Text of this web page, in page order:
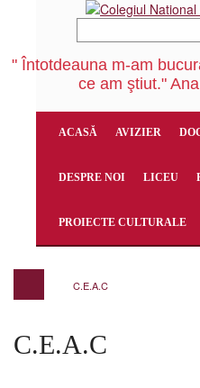
" Întotdeauna m-am
ce am ştiut."
ACASĂ AVIZIER
DESPRE NOI LICEU
PROIECTE CULTURALE
C.E.A.C
C.E.A.C